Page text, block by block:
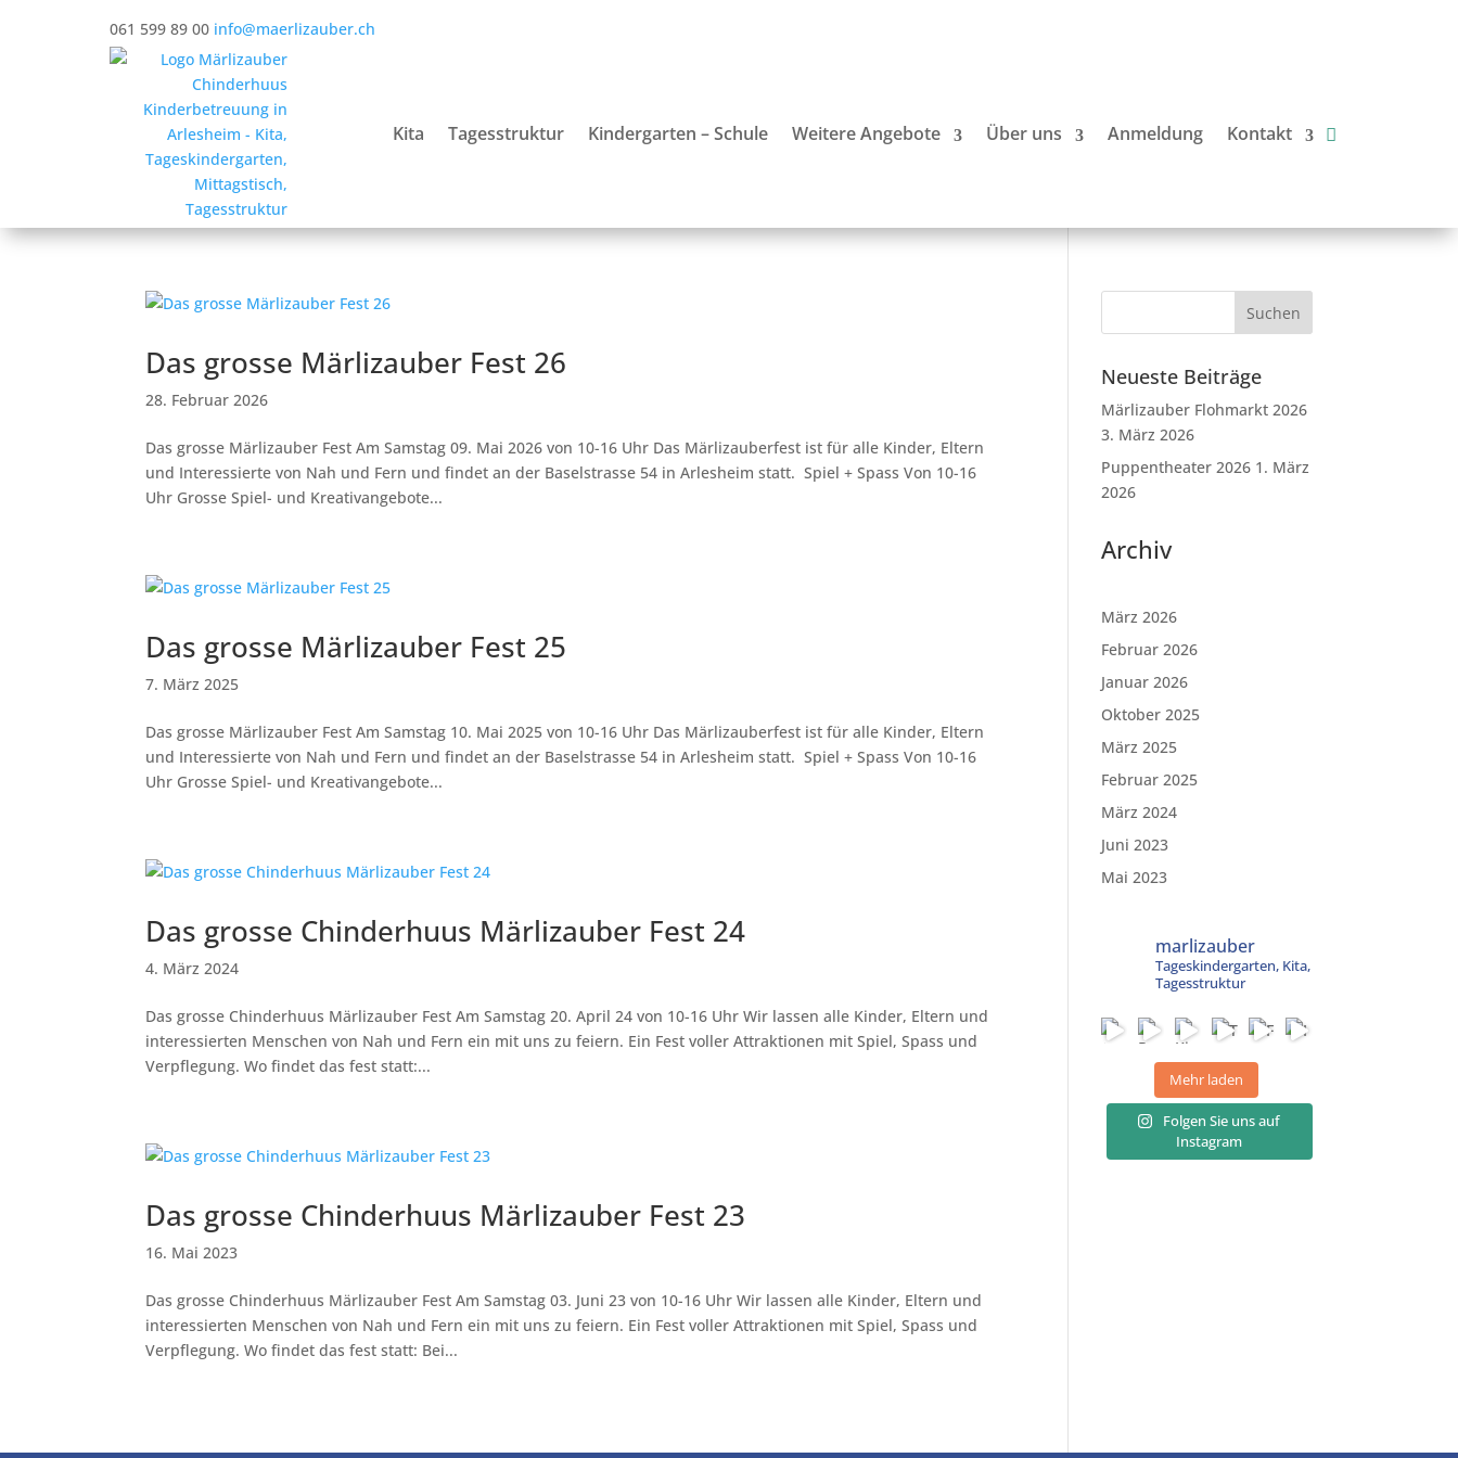
061 599 89 00 info@maerlizauber.ch
Kita Tagesstruktur Kindergarten – Schule Weitere Angebote Über uns Anmeldung Kontakt
Das grosse Märlizauber Fest 26
28. Februar 2026
Das grosse Märlizauber Fest Am Samstag 09. Mai 2026 von 10-16 Uhr Das Märlizauberfest ist für alle Kinder, Eltern
und Interessierte von Nah und Fern und findet an der Baselstrasse 54 in Arlesheim statt. Spiel + Spass Von 10-16
Uhr Grosse Spiel- und Kreativangebote...
Das grosse Märlizauber Fest 25
7. März 2025
Das grosse Märlizauber Fest Am Samstag 10. Mai 2025 von 10-16 Uhr Das Märlizauberfest ist für alle Kinder, Eltern
und Interessierte von Nah und Fern und findet an der Baselstrasse 54 in Arlesheim statt. Spiel + Spass Von 10-16
Uhr Grosse Spiel- und Kreativangebote...
Das grosse Chinderhuus Märlizauber Fest 24
4. März 2024
Das grosse Chinderhuus Märlizauber Fest Am Samstag 20. April 24 von 10-16 Uhr Wir lassen alle Kinder, Eltern und
interessierten Menschen von Nah und Fern ein mit uns zu feiern. Ein Fest voller Attraktionen mit Spiel, Spass und
Verpflegung. Wo findet das fest statt:...
Das grosse Chinderhuus Märlizauber Fest 23
16. Mai 2023
Das grosse Chinderhuus Märlizauber Fest Am Samstag 03. Juni 23 von 10-16 Uhr Wir lassen alle Kinder, Eltern und
interessierten Menschen von Nah und Fern ein mit uns zu feiern. Ein Fest voller Attraktionen mit Spiel, Spass und
Verpflegung. Wo findet das fest statt: Bei...
Neueste Beiträge
Märlizauber Flohmarkt 2026
3. März 2026
Puppentheater 2026 1. März
2026
Archiv
März 2026
Februar 2026
Januar 2026
Oktober 2025
März 2025
Februar 2025
März 2024
Juni 2023
Mai 2023
marlizauber
Tageskindergarten, Kita,
Tagesstruktur
Mehr laden
Folgen Sie uns auf
Instagram